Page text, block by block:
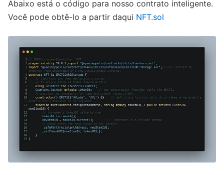
Abaixo está o código para nosso contrato inteligente.
Você pode obtê-lo a partir daqui NFT.sol